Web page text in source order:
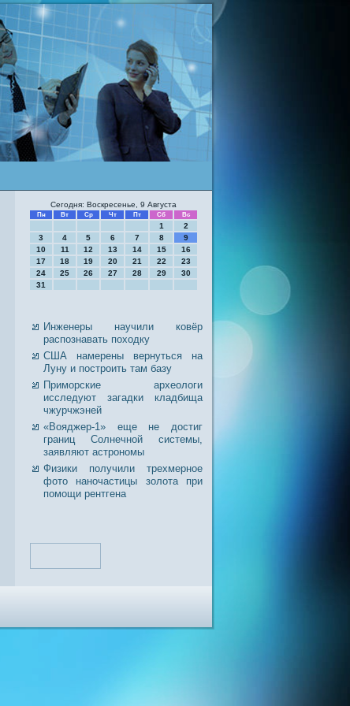
Сегодня: Воскресенье, 9 Августа
Пн Вт Ср Чт Пт Сб Вс
1
2
3
4 5 6 7 8
9
10
11 12 13 14 15
16
17
18 19 20 21 22
23
24
25 26 27 28 29
30
31
Инженеры научили ковёр
распознавать походку
США намерены вернуться на
Луну и построить там базу
Приморские археологи
исследуют загадки кладбища
чжурчжэней
«Вояджер-1» еще не достиг
границ Солнечной системы,
заявляют астрономы
Физики получили трехмерное
фото наночастицы золота при
помощи рентгена